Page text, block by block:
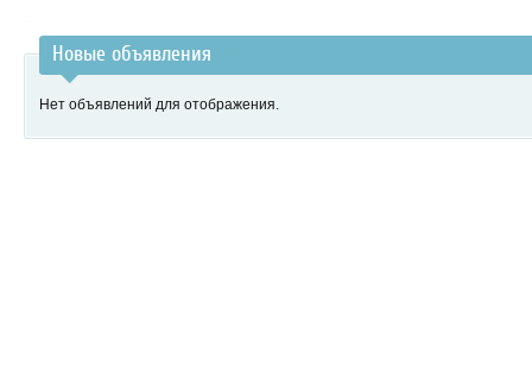
Новые объявления
Нет объявлений для отображения.